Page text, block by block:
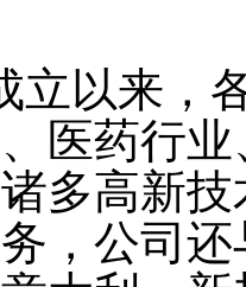
立以来，
医药行
多高新
，公司